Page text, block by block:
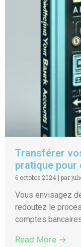
Transférer
pratique pour
6 octobre 2024 | par
Vous envisagez
redoutez le
comptes bancaires
Read More →